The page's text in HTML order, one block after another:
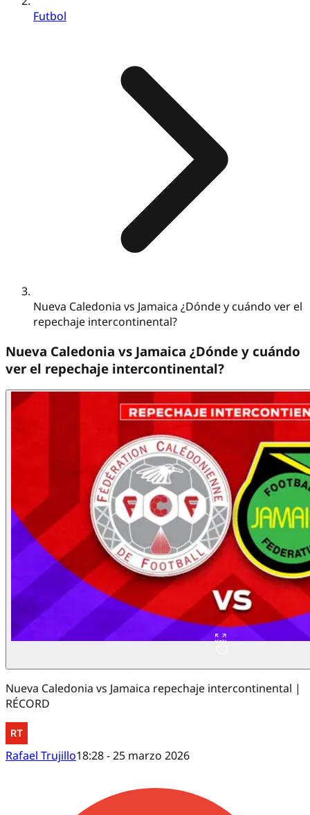
Futbol
Nueva Caledonia vs Jamaica ¿Dónde y cuándo ver el
repechaje intercontinental?
Nueva Caledonia vs Jamaica ¿Dónde y cuándo
ver el repechaje intercontinental?
Nueva Caledonia vs Jamaica repechaje intercontinental |
RÉCORD
Rafael Trujillo18:28 - 25 marzo 2026